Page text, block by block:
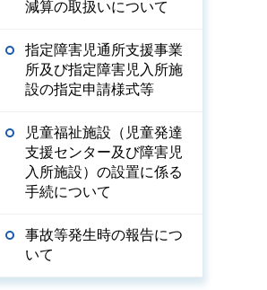
減算の取扱いについて
指定障害児通所支援事業
所及び指定障害児入所施
設の指定申請様式等
児童福祉施設（児童発達
支援センター及び障害児
入所施設）の設置に係る
手続について
事故等発生時の報告につ
いて